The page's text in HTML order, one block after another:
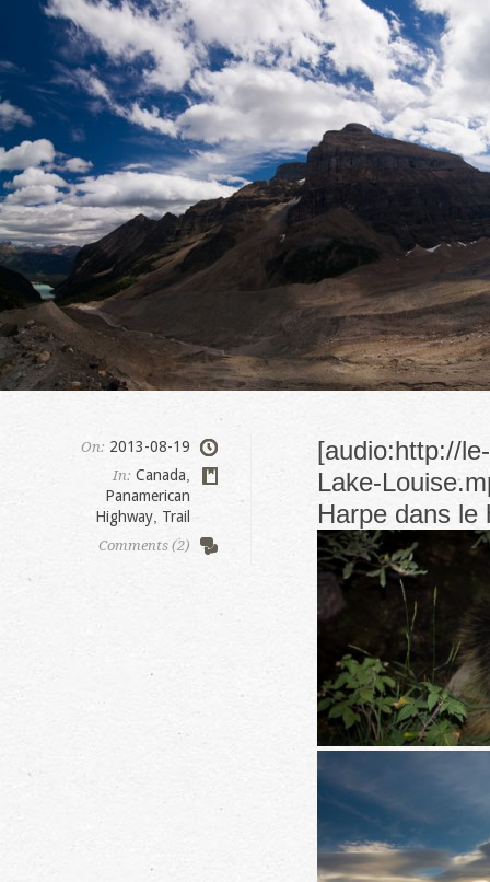
On: 2013-08-19
In: Canada
Panamerican
Highway Trail
Comments (2)
[audio:http://
Lake-
Harpe dans le